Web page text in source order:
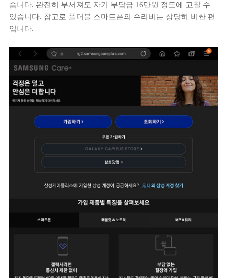
습니다. 완전히 부서져도 자기 부담금 16만원 정도에 고칠 수
있습니다. 참고로 폴더블 스마트폰의 수리비는 상당히 비싼 편
입니다.